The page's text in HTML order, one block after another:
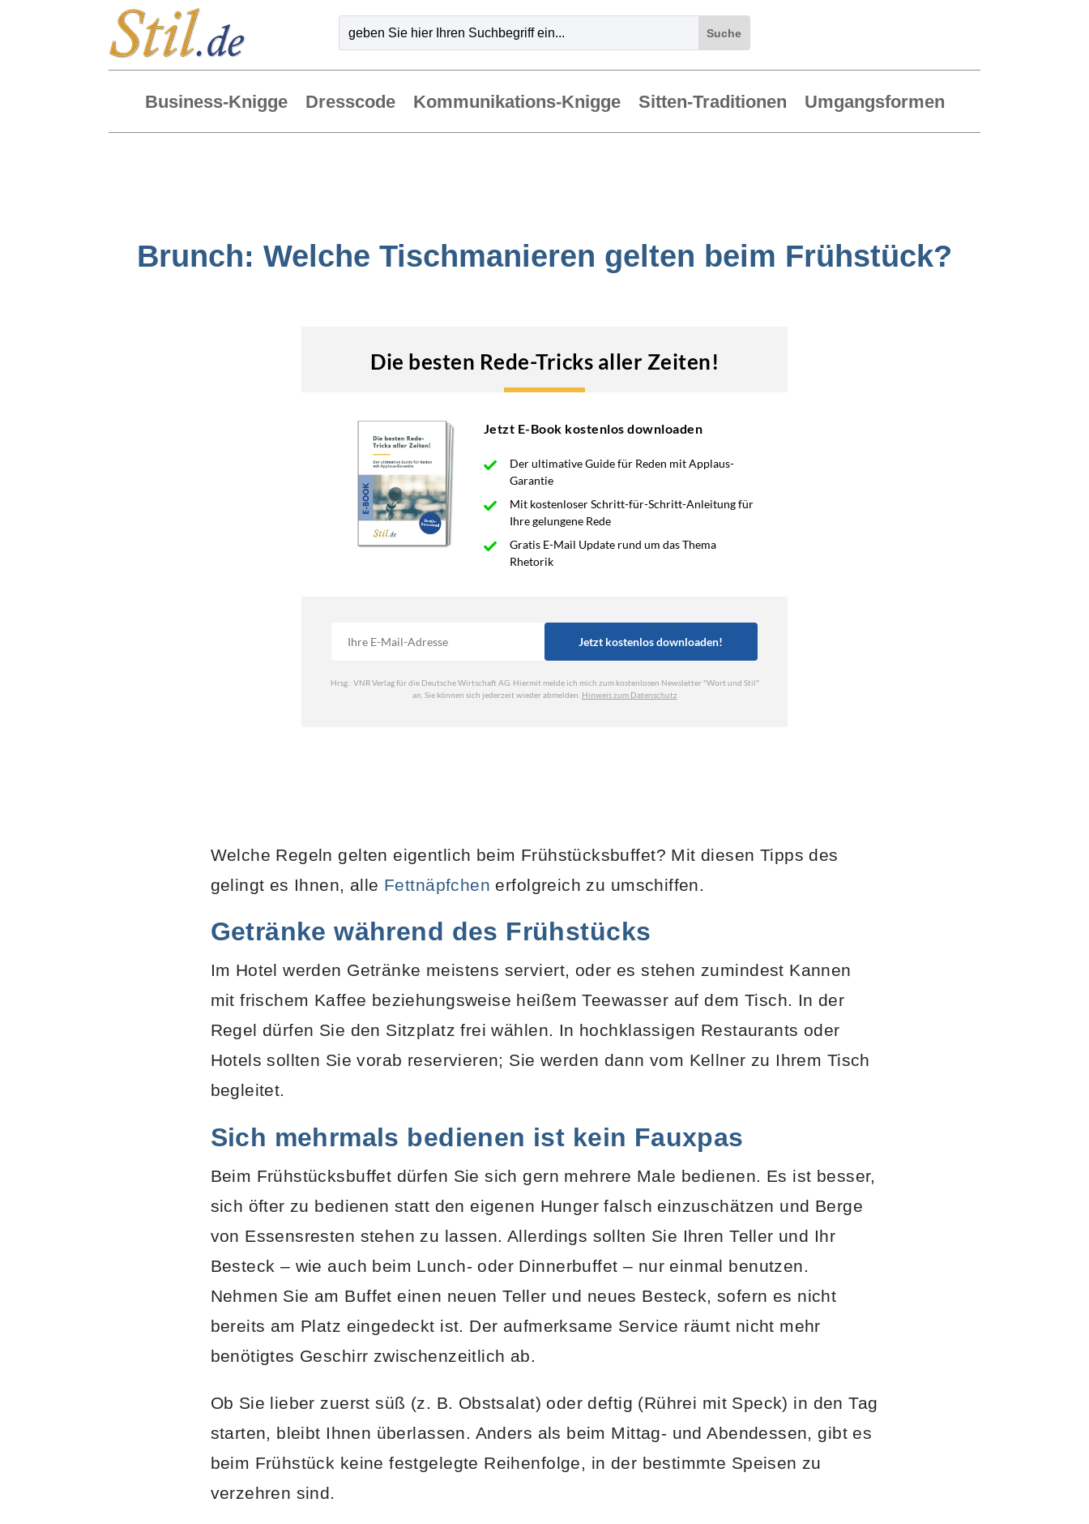
Business-Knigge Dresscode Kommunikations-Knigge Sitten-Traditionen Umgangsformen
Brunch: Welche Tischmanieren gelten beim Frühstück?
Welche Regeln gelten eigentlich beim Frühstücksbuffet? Mit diesen Tipps des
gelingt es Ihnen, alle Fettnäpfchen erfolgreich zu umschiffen.
Getränke während des Frühstücks
Im Hotel werden Getränke meistens serviert, oder es stehen zumindest Kannen
mit frischem Kaffee beziehungsweise heißem Teewasser auf dem Tisch. In der
Regel dürfen Sie den Sitzplatz frei wählen. In hochklassigen Restaurants oder
Hotels sollten Sie vorab reservieren; Sie werden dann vom Kellner zu Ihrem Tisch
begleitet.
Sich mehrmals bedienen ist kein Fauxpas
Beim Frühstücksbuffet dürfen Sie sich gern mehrere Male bedienen. Es ist besser,
sich öfter zu bedienen statt den eigenen Hunger falsch einzuschätzen und Berge
von Essensresten stehen zu lassen. Allerdings sollten Sie Ihren Teller und Ihr
Besteck – wie auch beim Lunch- oder Dinnerbuffet – nur einmal benutzen.
Nehmen Sie am Buffet einen neuen Teller und neues Besteck, sofern es nicht
bereits am Platz eingedeckt ist. Der aufmerksame Service räumt nicht mehr
benötigtes Geschirr zwischenzeitlich ab.
Ob Sie lieber zuerst süß (z. B. Obstsalat) oder deftig (Rührei mit Speck) in den Tag
starten, bleibt Ihnen überlassen. Anders als beim Mittag- und Abendessen, gibt es
beim Frühstück keine festgelegte Reihenfolge, in der bestimmte Speisen zu
verzehren sind.